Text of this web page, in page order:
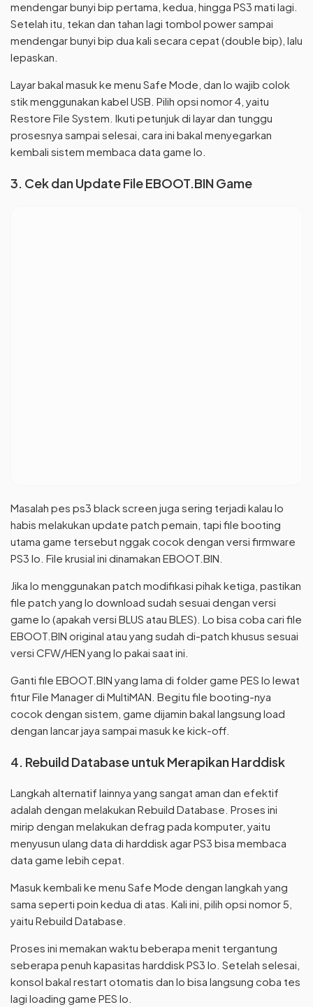
mendengar bunyi bip pertama, kedua, hingga PS3 mati lagi.
Setelah itu, tekan dan tahan lagi tombol power sampai
mendengar bunyi bip dua kali secara cepat (double bip), lalu
lepaskan.
Layar bakal masuk ke menu Safe Mode, dan lo wajib colok
stik menggunakan kabel USB. Pilih opsi nomor 4, yaitu
Restore File System. Ikuti petunjuk di layar dan tunggu
prosesnya sampai selesai, cara ini bakal menyegarkan
kembali sistem membaca data game lo.
3. Cek dan Update File EBOOT.BIN Game
Masalah pes ps3 black screen juga sering terjadi kalau lo
habis melakukan update patch pemain, tapi file booting
utama game tersebut nggak cocok dengan versi firmware
PS3 lo. File krusial ini dinamakan EBOOT.BIN.
Jika lo menggunakan patch modifikasi pihak ketiga, pastikan
file patch yang lo download sudah sesuai dengan versi
game lo (apakah versi BLUS atau BLES). Lo bisa coba cari file
EBOOT.BIN original atau yang sudah di-patch khusus sesuai
versi CFW/HEN yang lo pakai saat ini.
Ganti file EBOOT.BIN yang lama di folder game PES lo lewat
fitur File Manager di MultiMAN. Begitu file booting-nya
cocok dengan sistem, game dijamin bakal langsung load
dengan lancar jaya sampai masuk ke kick-off.
4. Rebuild Database untuk Merapikan Harddisk
Langkah alternatif lainnya yang sangat aman dan efektif
adalah dengan melakukan Rebuild Database. Proses ini
mirip dengan melakukan defrag pada komputer, yaitu
menyusun ulang data di harddisk agar PS3 bisa membaca
data game lebih cepat.
Masuk kembali ke menu Safe Mode dengan langkah yang
sama seperti poin kedua di atas. Kali ini, pilih opsi nomor 5,
yaitu Rebuild Database.
Proses ini memakan waktu beberapa menit tergantung
seberapa penuh kapasitas harddisk PS3 lo. Setelah selesai,
konsol bakal restart otomatis dan lo bisa langsung coba tes
lagi loading game PES lo.